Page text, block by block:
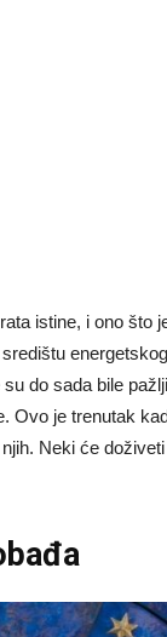
istine, i ono što
do sada bile
Ovo je trenutak
Neki će